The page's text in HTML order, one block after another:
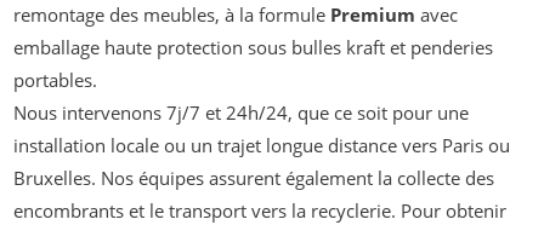
remontage des meubles, à la formule Premium avec
emballage haute protection sous bulles kraft et penderies
portables.
Nous intervenons 7j/7 et 24h/24, que ce soit pour une
installation locale ou un trajet longue distance vers Paris ou
Bruxelles. Nos équipes assurent également la collecte des
encombrants et le transport vers la recyclerie. Pour obtenir